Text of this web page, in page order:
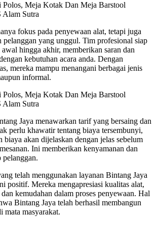
fokus pada penyewaan alat, tetapi juga
pelanggan yang unggul. Tim profesional siap
hingga akhir, memberikan saran dan
kebutuhan acara anda. Dengan
mereka mampu menangani berbagai jenis
informal.
Jaya menawarkan tarif yang bersaing dan
perlu khawatir tentang biaya tersembunyi,
biaya akan dijelaskan dengan jelas sebelum
Ini memberikan kenyamanan dan
pelanggan.
telah menggunakan layanan Bintang Jaya
positif. Mereka mengapresiasi kualitas alat,
kemudahan dalam proses penyewaan. Hal
Bintang Jaya telah berhasil membangun
mata masyarakat.